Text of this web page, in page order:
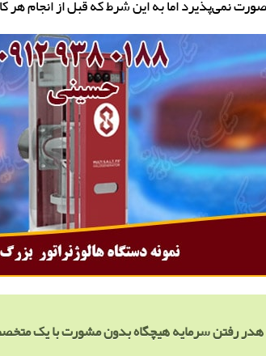
نمی‌پذیرد اما به این شرط که قبل از انجام هر
هدر رفتن سرمایه هیچگاه بدون مشورت با یک